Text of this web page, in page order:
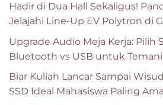
Hadir di Dua Hall Sekaligus!
Jelajahi Line-Up EV Polytron di
Upgrade Audio Meja Kerja: Pilih
Bluetooth vs USB untuk
Biar Kuliah Lancar Sampai
SSD Ideal Mahasiswa Paling